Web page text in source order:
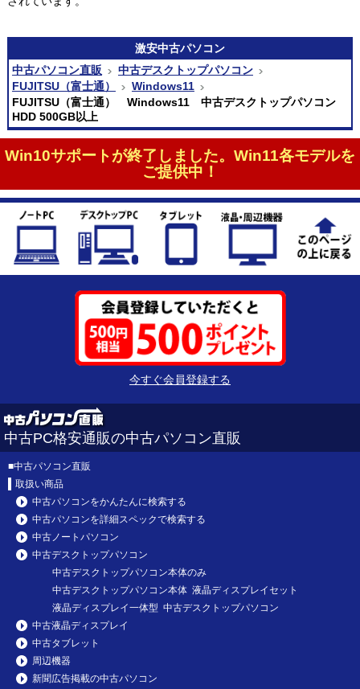
激安中古パソコン
中古パソコン直販
中古デスクトップパソコン
FUJITSU（富士通）
Windows11
FUJITSU（富士通） Windows11 中古デスクトップパソコン
HDD 500GB以上
Win10サポートが終了しました。Win11各モデルを
ご提供中！
今すぐ会員登録する
中古PC格安通販の中古パソコン直販
■中古パソコン直販
取扱い商品
中古パソコンをかんたんに検索する
中古パソコンを詳細スペックで検索する
中古ノートパソコン
中古デスクトップパソコン
中古デスクトップパソコン本体のみ
中古デスクトップパソコン本体 液晶ディスプレイセット
液晶ディスプレイ一体型 中古デスクトップパソコン
中古液晶ディスプレイ
中古タブレット
周辺機器
新聞広告掲載の中古パソコン